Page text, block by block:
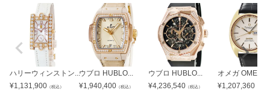
ハリーウィンストン...
¥1,131,900 （税込）
ウブロ HUBLO...
¥1,940,400 （税込）
ウブロ HUBLO...
¥4,236,540 （税込）
オメガ
¥1,207,360